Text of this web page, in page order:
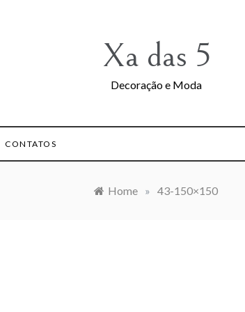
Xa das 5
Decoração e Moda
CONTATOS
Home » 43-150×150